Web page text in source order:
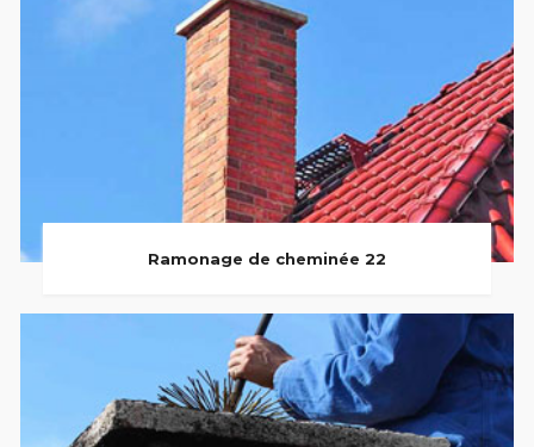
Ramonage de cheminée 22